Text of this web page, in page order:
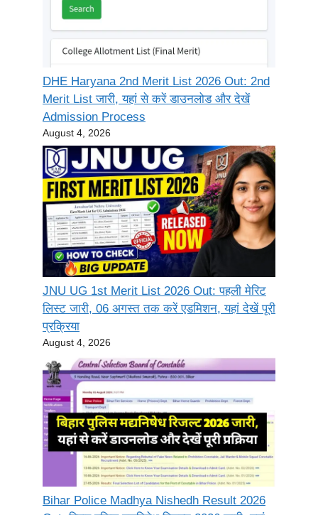
DHE Haryana 2nd Merit List 2026 Out: 2nd
Merit List जारी, यहां से करें डाउनलोड और देखें
Admission Process
August 4, 2026
JNU UG 1st Merit List 2026 Out: पहली मेरिट
लिस्ट जारी, 06 अगस्त तक करें एडमिशन, यहां देखें पूरी
प्रक्रिया
August 4, 2026
Bihar Police Madhya Nishedh Result 2026